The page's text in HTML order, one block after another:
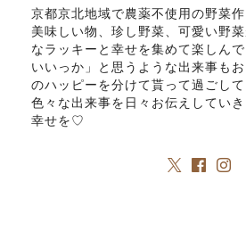
京都京北地域で農薬不使用の野菜作
美味しい物、珍し野菜、可愛い野
なラッキーと幸せを集めて楽しん
いいっか」と思うような出来事も
のハッピーを分けて貰って過ごし
色々な出来事を日々お伝えしてい
幸せを♡